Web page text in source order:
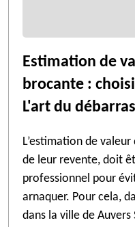
Estimation de
brocante :
L'art du débarras
L’estimation de
de leur revente, doit
professionnel pour
arnaquer. Pour cela,
dans la ville de Auvers